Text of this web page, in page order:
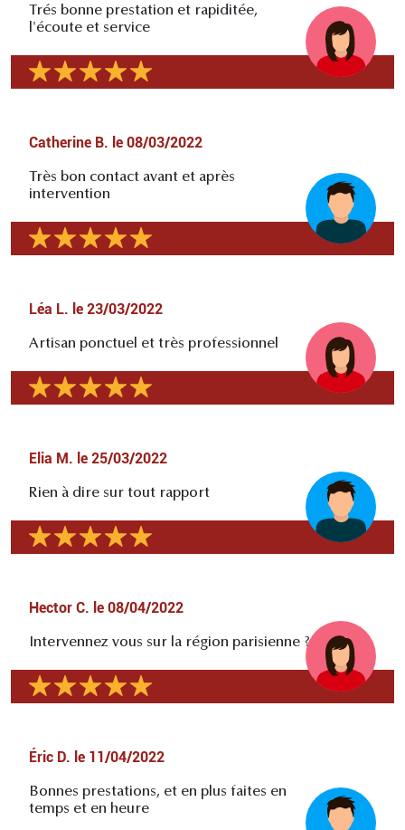
Trés bonne prestation et rapiditée,
l'écoute et service
Catherine B. le 08/03/2022
Très bon contact avant et après
intervention
Léa L. le 23/03/2022
Artisan ponctuel et très professionnel
Elia M. le 25/03/2022
Rien à dire sur tout rapport
Hector C. le 08/04/2022
Intervennez vous sur la région parisienne ?
Éric D. le 11/04/2022
Bonnes prestations, et en plus faites en
temps et en heure